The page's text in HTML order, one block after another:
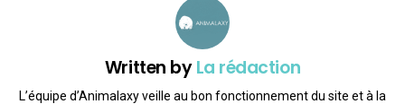
Written byLa rédaction
L’équipe d’Animalaxy veille au bon fonctionnement du site et à la